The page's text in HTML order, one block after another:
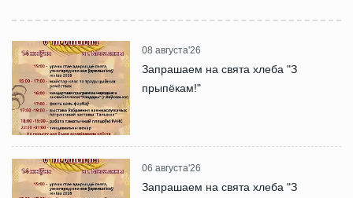
08 августа'26
Запрашаем на свята хлеба "З
прыпёкам!"
06 августа'26
Запрашаем на свята хлеба "З